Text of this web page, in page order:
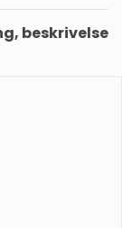
beskrivelse